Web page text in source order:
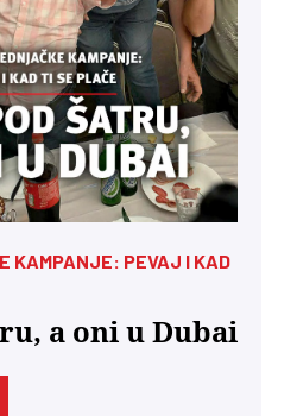
KAMPANJE: PEVAJ I KAD
a oni u Dubai